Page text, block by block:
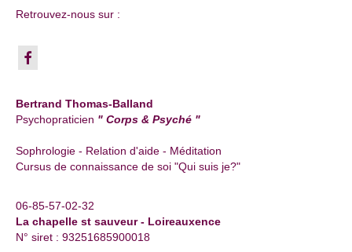
Retrouvez-nous sur :
Bertrand Thomas-Balland
Psychopraticien " Corps & Psyché "
Sophrologie - Relation d'aide - Méditation
Cursus de connaissance de soi "Qui suis je?"
06-85-57-02-32
La chapelle st sauveur - Loireauxence
N° siret : 93251685900018